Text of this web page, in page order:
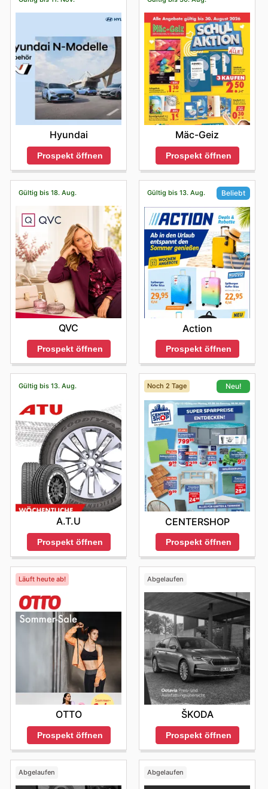
"Willkommen Herbst" profitieren. Mit unseren Angeboten
können Sie bares Geld sparen, indem Sie sich über die
neuesten Rabatte und Aktionen von Fiat informieren.
Hyundai
Prospekt öffnen
Mäc-Geiz
Prospekt öffnen
Gültig bis 18. Aug.
QVC
Prospekt öffnen
Gültig bis 13. Aug. Beliebt
Action
Prospekt öffnen
Gültig bis 13. Aug.
A.T.U
Prospekt öffnen
Noch 2 Tage Neu!
CENTERSHOP
Prospekt öffnen
Läuft heute ab!
OTTO
Prospekt öffnen
Abgelaufen
ŠKODA
Prospekt öffnen
Abgelaufen Abgelaufen